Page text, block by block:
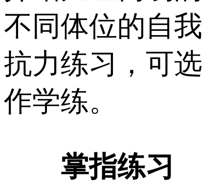
不同体位的自我
抗力练习，可选
作学练。
掌指练习